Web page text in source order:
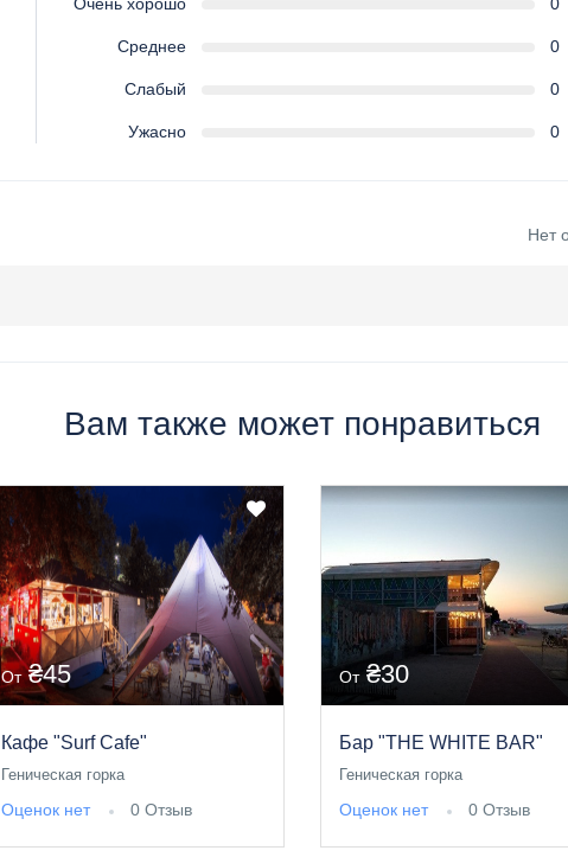
Среднее 0
Слабый 0
Ужасно 0
Нет
Вам также может понравиться
От₴45
Кафе "Surf Cafe"
Геническая горка
Оценок нет 0 Отзыв
От₴30
Бар "THE WHITE BAR"
Геническая горка
Оценок нет 0 Отзыв